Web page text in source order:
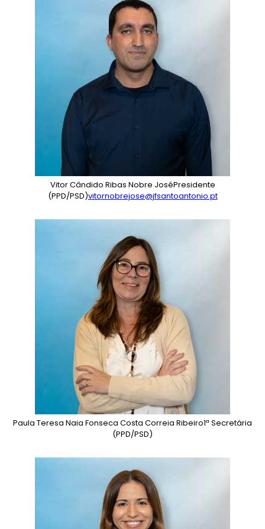
Vitor Cândido Ribas Nobre JoséPresidente
(PPD/PSD)vitornobrejose@jfsantoantonio.pt
Paula Teresa Naia Fonseca Costa Correia Ribeiro1ª Secretária
(PPD/PSD)